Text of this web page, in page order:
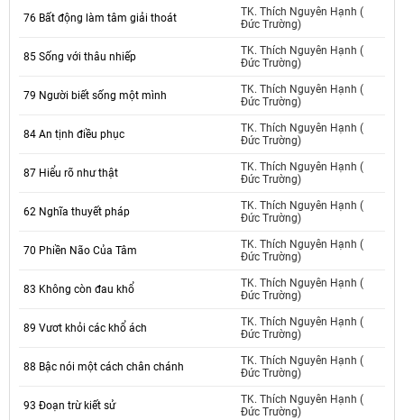
76 Bất động làm tâm giải thoát
TK. Thích Nguyên Hạnh (
Đức Trường)
85 Sống với thâu nhiếp
TK. Thích Nguyên Hạnh (
Đức Trường)
79 Người biết sống một mình
TK. Thích Nguyên Hạnh (
Đức Trường)
84 An tịnh điều phục
TK. Thích Nguyên Hạnh (
Đức Trường)
87 Hiểu rõ như thật
TK. Thích Nguyên Hạnh (
Đức Trường)
62 Nghĩa thuyết pháp
TK. Thích Nguyên Hạnh (
Đức Trường)
70 Phiền Não Của Tâm
TK. Thích Nguyên Hạnh (
Đức Trường)
83 Không còn đau khổ
TK. Thích Nguyên Hạnh (
Đức Trường)
89 Vươt khỏi các khổ ách
TK. Thích Nguyên Hạnh (
Đức Trường)
88 Bậc nói một cách chân chánh
TK. Thích Nguyên Hạnh (
Đức Trường)
93 Đoạn trừ kiết sử
TK. Thích Nguyên Hạnh (
Đức Trường)